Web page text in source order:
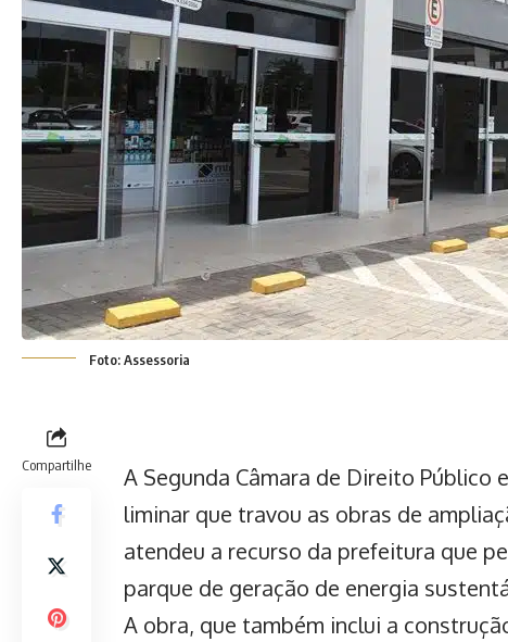
Foto: Assessoria
Compartilhe
A Segunda Câmara de Direito Público
liminar que travou as obras de
atendeu a recurso da prefeitura que
parque de geração de energia
A obra, que também inclui a